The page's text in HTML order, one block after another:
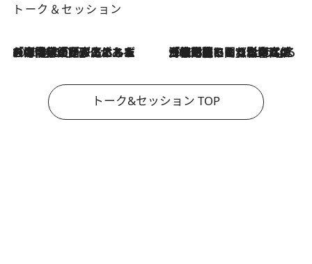
トーク＆セッション
2026.8.3
「今後値上げがあるとすれば…」「リスクがあるのは今年の冬」エネルギー専門家が語る、ホルムズ海峡封鎖が家庭にもたらす“ある心配” 2026.8.3
「住宅建てられない…」「サーチャージ料の高値が続いている」ホルムズ海峡封鎖による影響はいつまで続く？《エネルギー専門家に聞く“どうなる日本の暮らし”》
トーク&セッション TOP